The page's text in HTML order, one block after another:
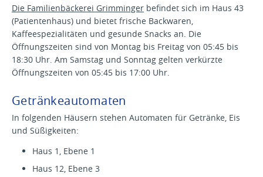
Die Familienbäckerei Grimminger befindet sich im Haus 43
(Patientenhaus) und bietet frische Backwaren,
Kaffeespezialitäten und gesunde Snacks an. Die
Öffnungszeiten sind von Montag bis Freitag von 05:45 bis
18:30 Uhr. Am Samstag und Sonntag gelten verkürzte
Öffnungszeiten von 05:45 bis 17:00 Uhr.
Getränkeautomaten
In folgenden Häusern stehen Automaten für Getränke, Eis
und Süßigkeiten:
Haus 1, Ebene 1
Haus 12, Ebene 3